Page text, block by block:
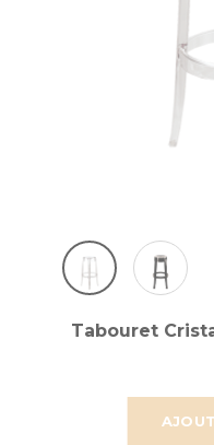
Tabouret